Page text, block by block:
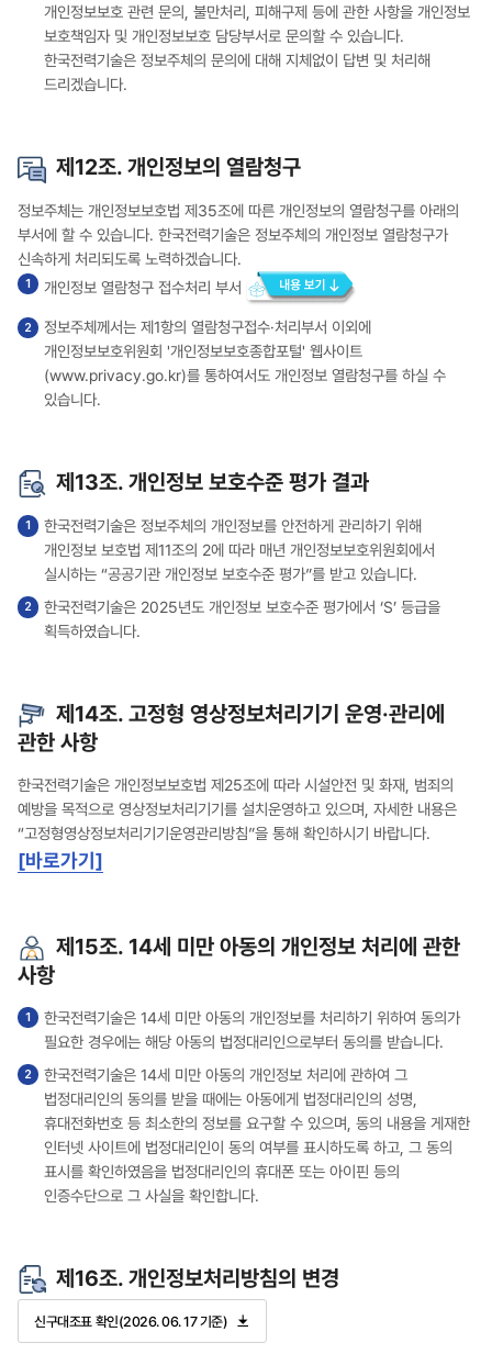
표
개인정보보호 관련 문의, 불만처리, 피해구제 등에 관한 사항을 개인정보
보호책임자 및 개인정보보호 담당부서로 문의할 수 있습니다.
한국전력기술은 정보주체의 문의에 대해 지체없이 답변 및 처리해
드리겠습니다.
제12조. 개인정보의 열람청구
정보주체는 개인정보보호법 제35조에 따른 개인정보의 열람청구를 아래의
부서에 할 수 있습니다. 한국전력기술은 정보주체의 개인정보 열람청구가
신속하게 처리되도록 노력하겠습니다.
개인정보 열람청구 접수처리 부서
정보주체께서는 제1항의 열람청구접수·처리부서 이외에
개인정보보호위원회 '개인정보보호종합포털' 웹사이트
(www.privacy.go.kr)를 통하여서도 개인정보 열람청구를 하실 수
있습니다.
제13조. 개인정보 보호수준 평가 결과
한국전력기술은 정보주체의 개인정보를 안전하게 관리하기 위해
개인정보 보호법 제11조의 2에 따라 매년 개인정보보호위원회에서
실시하는 “공공기관 개인정보 보호수준 평가”를 받고 있습니다.
한국전력기술은 2025년도 개인정보 보호수준 평가에서 ‘S’ 등급을
획득하였습니다.
제14조. 고정형 영상정보처리기기 운영·관리에
관한 사항
한국전력기술은 개인정보보호법 제25조에 따라 시설안전 및 화재, 범죄의
예방을 목적으로 영상정보처리기기를 설치운영하고 있으며, 자세한 내용은
“고정형영상정보처리기기운영관리방침”을 통해 확인하시기 바랍니다.
[바로가기]
제15조. 14세 미만 아동의 개인정보 처리에 관한
사항
한국전력기술은 14세 미만 아동의 개인정보를 처리하기 위하여 동의가
필요한 경우에는 해당 아동의 법정대리인으로부터 동의를 받습니다.
한국전력기술은 14세 미만 아동의 개인정보 처리에 관하여 그
법정대리인의 동의를 받을 때에는 아동에게 법정대리인의 성명,
휴대전화번호 등 최소한의 정보를 요구할 수 있으며, 동의 내용을 게재한
인터넷 사이트에 법정대리인이 동의 여부를 표시하도록 하고, 그 동의
표시를 확인하였음을 법정대리인의 휴대폰 또는 아이핀 등의
인증수단으로 그 사실을 확인합니다.
제16조. 개인정보처리방침의 변경
신구대조표 확인(2026. 06. 17 기준)